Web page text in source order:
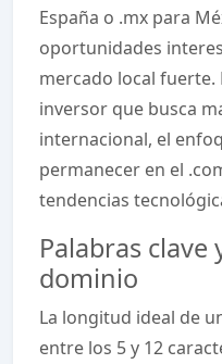
España o .mx para
oportunidades
mercado local
inversor que busca
internacional, el
permanecer en el
tendencias
Palabras
dominio
La longitud ideal de
entre los 5 y 12